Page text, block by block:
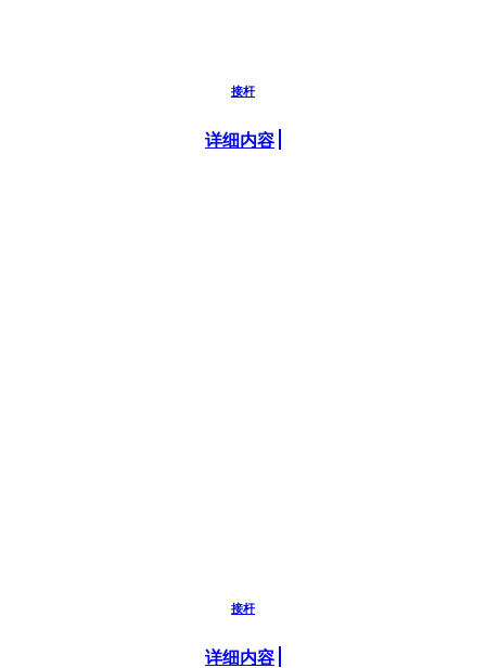
接杆
详细内容
接杆
详细内容